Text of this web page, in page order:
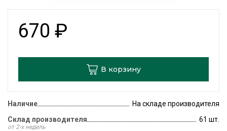
670 ₽
В корзину
Наличие
На складе производителя
Склад производителя
от 2-х недель
61 шт.